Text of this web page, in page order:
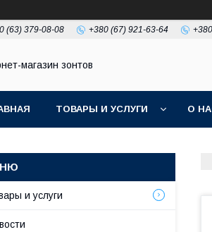
(63) 379-08-08 +380 (67) 921-63-64
магазин зонтов
ТОВАРЫ И УСЛУГИ О
и услуги